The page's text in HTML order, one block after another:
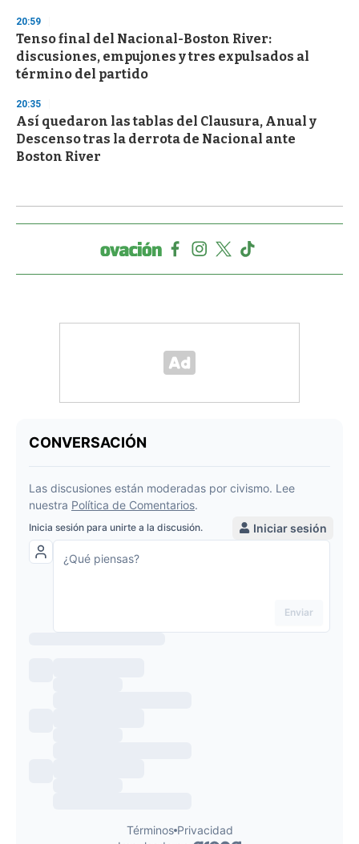
20:59
Tenso final del Nacional-Boston River:
discusiones, empujones y tres expulsados al
término del partido
20:35
Así quedaron las tablas del Clausura, Anual y
Descenso tras la derrota de Nacional ante
Boston River